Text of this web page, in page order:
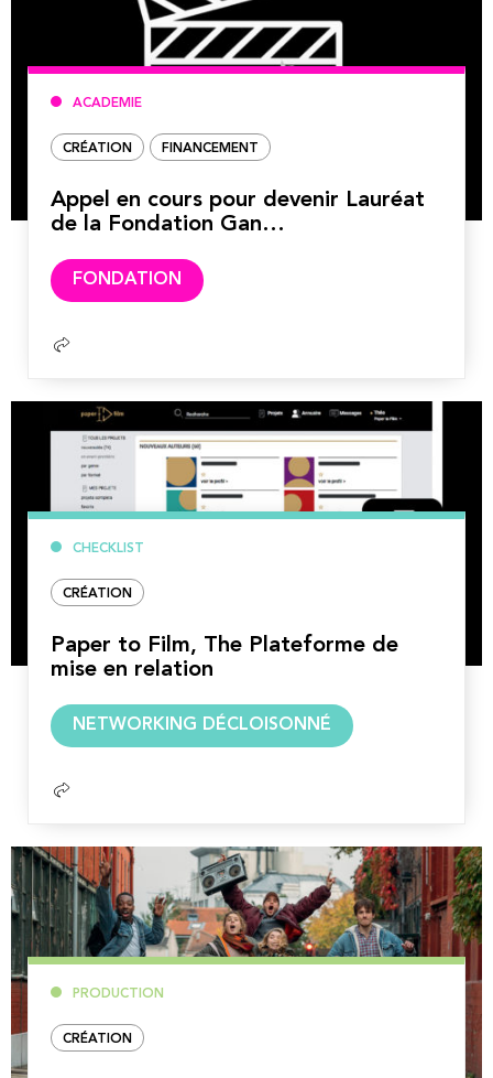
ACADEMIE
CRÉATION FINANCEMENT
Appel en cours pour devenir Lauréat
de la Fondation Gan…
FONDATION
CHECKLIST
CRÉATION
Paper to Film, The Plateforme de
mise en relation
NETWORKING DÉCLOISONNÉ
PRODUCTION
CRÉATION